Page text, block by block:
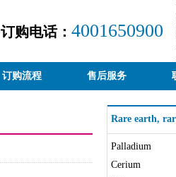
订购电话： 4001650900
订购流程 售后服务
Rare earth,
reagents
Palladium
Cerium